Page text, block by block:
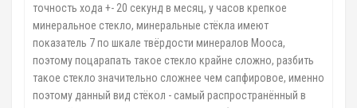
точность хода +- 20 секунд в месяц, у часов крепкое
минеральное стекло, минеральные стёкла имеют
показатель 7 по шкале твёрдости минералов Мооса,
поэтому поцарапать такое стекло крайне сложно, разбить
такое стекло значительно сложнее чем сапфировое, именно
поэтому данный вид стёкол - самый распространённый в